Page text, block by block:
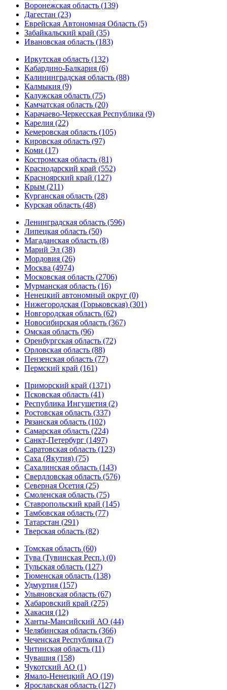
Воронежская область (139)
Дагестан (23)
Еврейская Автономная Область (5)
Забайкальский край (35)
Ивановская область (183)
Иркутская область (132)
Кабардино-Балкария (6)
Калининградская область (88)
Калмыкия (9)
Калужская область (75)
Камчатская область (20)
Карачаево-Черкесская Республика (9)
Карелия (22)
Кемеровская область (105)
Кировская область (97)
Коми (17)
Костромская область (81)
Краснодарский край (552)
Красноярский край (127)
Крым (211)
Курганская область (28)
Курская область (48)
Ленинградская область (596)
Липецкая область (50)
Магаданская область (8)
Марий Эл (38)
Мордовия (26)
Москва (4974)
Московская область (2706)
Мурманская область (16)
Ненецкий автономный округ (0)
Нижегородская (Горьковская) (301)
Новгородская область (62)
Новосибирская область (367)
Омская область (96)
Оренбургская область (72)
Орловская область (88)
Пензенская область (77)
Пермский край (161)
Приморский край (1371)
Псковская область (41)
Республика Ингушетия (2)
Ростовская область (337)
Рязанская область (102)
Самарская область (224)
Санкт-Петербург (1497)
Саратовская область (123)
Саха (Якутия) (75)
Сахалинская область (143)
Свердловская область (576)
Северная Осетия (25)
Смоленская область (75)
Ставропольский край (145)
Тамбовская область (77)
Татарстан (291)
Тверская область (82)
Томская область (60)
Тува (Тувинская Респ.) (0)
Тульская область (127)
Тюменская область (138)
Удмуртия (157)
Ульяновская область (67)
Хабаровский край (275)
Хакасия (12)
Ханты-Мансийский АО (44)
Челябинская область (366)
Чеченская Республика (7)
Читинская область (11)
Чувашия (158)
Чукотский АО (1)
Ямало-Ненецкий АО (19)
Ярославская область (127)